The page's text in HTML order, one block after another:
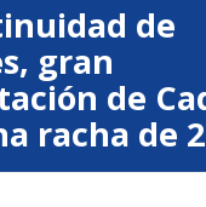
de
gran
de
racha de